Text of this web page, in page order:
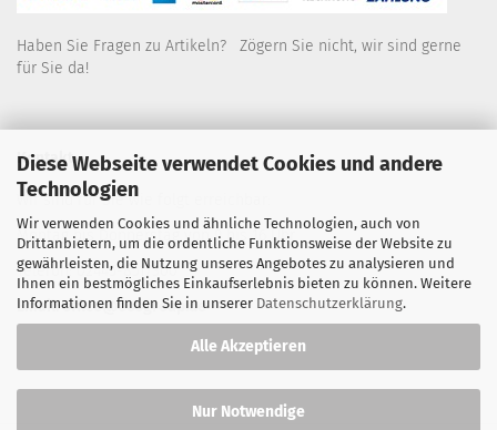
Diese Webseite verwendet Cookies und andere
Technologien
Wir verwenden Cookies und ähnliche Technologien, auch von
Drittanbietern, um die ordentliche Funktionsweise der Website zu
gewährleisten, die Nutzung unseres Angebotes zu analysieren und
Ihnen ein bestmögliches Einkaufserlebnis bieten zu können. Weitere
Informationen finden Sie in unserer Datenschutzerklärung.
Alle Akzeptieren
Nur Notwendige
Haben Sie Fragen zu Artikeln? Zögern Sie nicht, wir sind gerne
für Sie da!
Kontakt
Wir sind für Sie wie folgt erreichbar:
Montag bis Donnerstag von 9 bis 16 Uhr
Telefon: 02445-8517300
Email: office@eosgroup.de